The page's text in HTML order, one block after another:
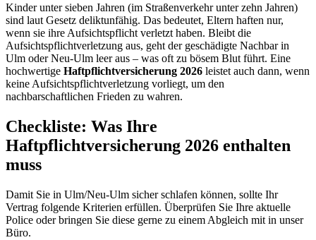
Kinder unter sieben Jahren (im Straßenverkehr unter zehn Jahren)
sind laut Gesetz deliktunfähig. Das bedeutet, Eltern haften nur,
wenn sie ihre Aufsichtspflicht verletzt haben. Bleibt die
Aufsichtspflichtverletzung aus, geht der geschädigte Nachbar in
Ulm oder Neu-Ulm leer aus – was oft zu bösem Blut führt. Eine
hochwertige Haftpflichtversicherung 2026 leistet auch dann, wenn
keine Aufsichtspflichtverletzung vorliegt, um den
nachbarschaftlichen Frieden zu wahren.
Checkliste: Was Ihre
Haftpflichtversicherung 2026 enthalten
muss
Damit Sie in Ulm/Neu-Ulm sicher schlafen können, sollte Ihr
Vertrag folgende Kriterien erfüllen. Überprüfen Sie Ihre aktuelle
Police oder bringen Sie diese gerne zu einem Abgleich mit in unser
Büro.